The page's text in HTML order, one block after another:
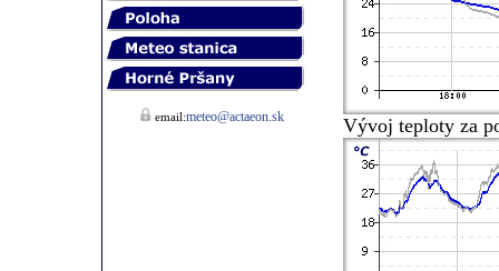
email:meteo@actaeon.sk Vývoj teploty za